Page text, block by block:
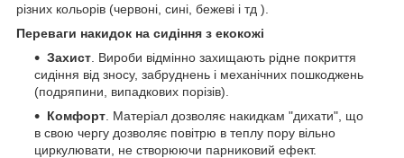
різних кольорів (червоні, сині, бежеві і тд ).
Переваги накидок на сидіння з екокожі
Захист . Вироби відмінно захищають рідне покриття
сидіння від зносу, забруднень і механічних пошкоджень
(подряпини, випадкових порізів).
Комфорт . Матеріал дозволяє накидкам "дихати", що
в свою чергу дозволяє повітрю в теплу пору вільно
циркулювати, не створюючи парниковий ефект.